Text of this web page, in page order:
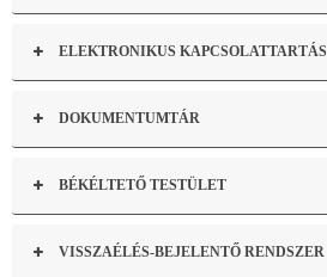
ELEKTRONIKUS KAPCSOLATTARTÁS
DOKUMENTUMTÁR
BÉKÉLTETŐ TESTÜLET
VISSZAÉLÉS-BEJELENTŐ RENDSZER